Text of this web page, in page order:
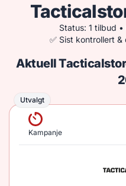
Status: 1 tilbud
✅ Sist kontrollert
Aktuell
Utvalgt
Utvalgt
Kampanje